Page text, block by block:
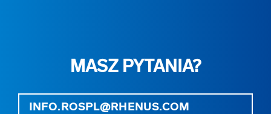
MASZ PYTANIA?
INFO.ROSPL@RHENUS.COM